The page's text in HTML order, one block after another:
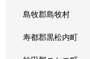
島牧郡島牧村
寿都郡黒松内町